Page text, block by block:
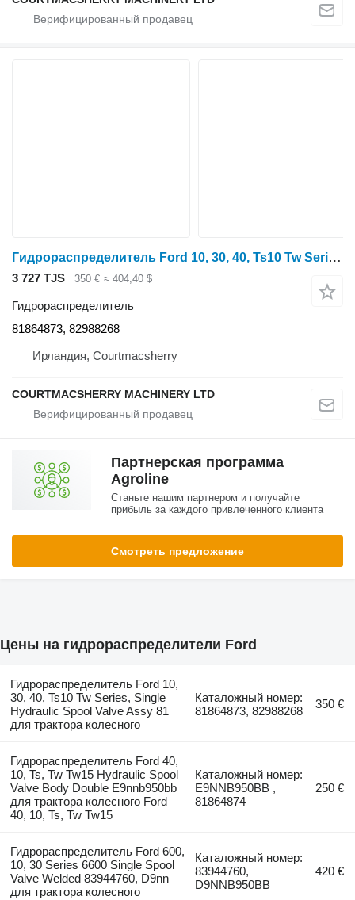
Гидрораспределитель Ford 10, 30, 40, Ts10 Tw Series, Single Hydraulic Spool Valve Assy 81 81864873 для трактора колесного
3 727 TJS 350 € ≈ 404,40 $
Гидрораспределитель
81864873, 82988268
Ирландия, Courtmacsherry
COURTMACSHERRY MACHINERY LTD
Партнерская программа
Agroline
Станьте нашим партнером и получайте
прибыль за каждого привлеченного клиента
Смотреть предложение
Цены на гидрораспределители Ford
Гидрораспределитель Ford 10,
30, 40, Ts10 Tw Series, Single
Hydraulic Spool Valve Assy 81
для трактора колесного
Каталожный номер:
81864873, 82988268
350 €
Гидрораспределитель Ford 40,
10, Ts, Tw Tw15 Hydraulic Spool
Valve Body Double E9nnb950bb
для трактора колесного Ford
40, 10, Ts, Tw Tw15
Каталожный номер:
E9NNB950BB ,
81864874
250 €
Гидрораспределитель Ford 600,
10, 30 Series 6600 Single Spool
Valve Welded 83944760, D9nn
для трактора колесного
Каталожный номер:
83944760,
D9NNB950BB
420 €